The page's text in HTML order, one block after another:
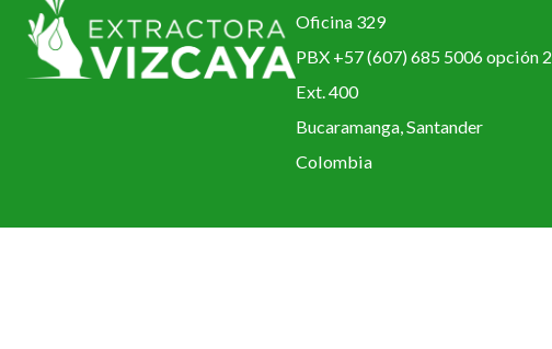
Oficina 329
PBX +57 (607) 685 5006 opción 2
Ext. 400
Bucaramanga, Santander
Colombia